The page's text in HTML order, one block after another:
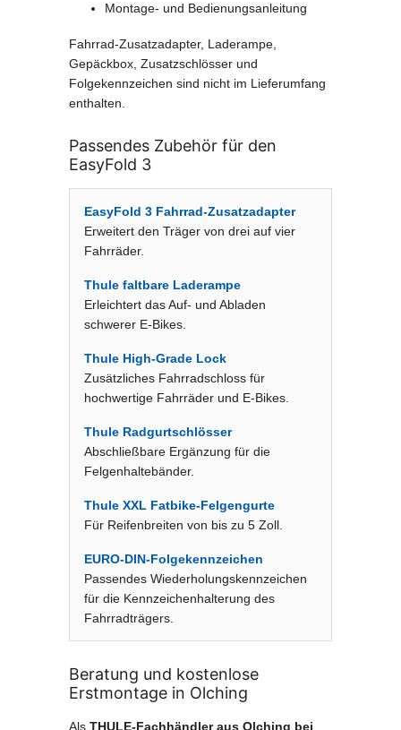
Montage- und Bedienungsanleitung
Fahrrad-Zusatzadapter, Laderampe,
Gepäckbox, Zusatzschlösser und
Folgekennzeichen sind nicht im Lieferumfang
enthalten.
Passendes Zubehör für den
EasyFold 3
EasyFold 3 Fahrrad-Zusatzadapter
Erweitert den Träger von drei auf vier
Fahrräder.
Thule faltbare Laderampe
Erleichtert das Auf- und Abladen
schwerer E-Bikes.
Thule High-Grade Lock
Zusätzliches Fahrradschloss für
hochwertige Fahrräder und E-Bikes.
Thule Radgurtschlösser
Abschließbare Ergänzung für die
Felgenhaltebänder.
Thule XXL Fatbike-Felgengurte
Für Reifenbreiten von bis zu 5 Zoll.
EURO-DIN-Folgekennzeichen
Passendes Wiederholungskennzeichen
für die Kennzeichenhalterung des
Fahrradträgers.
Beratung und kostenlose
Erstmontage in Olching
Als THULE-Fachhändler aus Olching bei